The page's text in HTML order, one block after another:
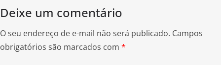
k
Deixe um comentário
O seu endereço de e-mail não será publicado. Campos
obrigatórios são marcados com *